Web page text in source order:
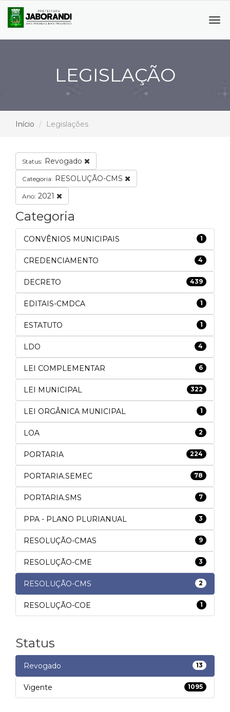
LEGISLAÇÃO
Início Legislações
Status: Revogado
Categoria: RESOLUÇÃO-CMS
Ano: 2021
Categoria
CONVÊNIOS MUNICIPAIS 1
CREDENCIAMENTO 4
DECRETO 439
EDITAIS-CMDCA 1
ESTATUTO 1
LDO 4
LEI COMPLEMENTAR 6
LEI MUNICIPAL 322
LEI ORGÂNICA MUNICIPAL 1
LOA 2
PORTARIA 224
PORTARIA.SEMEC 78
PORTARIA.SMS 7
PPA - PLANO PLURIANUAL 3
RESOLUÇÃO-CMAS 9
RESOLUÇÃO-CME 3
RESOLUÇÃO-CMS 2
RESOLUÇÃO-COE 1
Status
Revogado 13
Vigente 1095